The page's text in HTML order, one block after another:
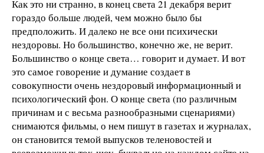
Как это ни странно, в конец света 21 декабря верит
гораздо больше людей, чем можно было бы
предположить. И далеко не все они психически
нездоровы. Но большинство, конечно же, не верит.
Большинство о конце света… говорит и думает. И вот
это самое говорение и думание создает в
совокупности очень нездоровый информационный и
психологический фон. О конце света (по различным
причинам и с весьма разнообразными сценариями)
снимаются фильмы, о нем пишут в газетах и журналах,
он становится темой выпусков теленовостей и